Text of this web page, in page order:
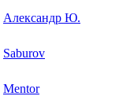
Александр Ю.
Saburov
Mentor